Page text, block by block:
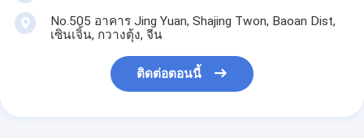
No.505 อาคาร Jing Yuan, Shajing Twon, Baoan Dist,
เซินเจิ้น, กวางตุ้ง, จีน
ติดต่อตอนนี้